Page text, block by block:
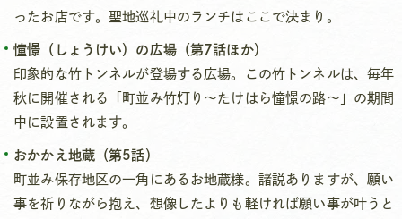
ったお店です。聖地巡礼中のランチはここで決まり。
憧憬（しょうけい）の広場（第7話ほか）
印象的な竹トンネルが登場する広場。この竹トンネルは、毎年
秋に開催される「町並み竹灯り〜たけはら憧憬の路〜」の期間
中に設置されます。
おかかえ地蔵（第5話）
町並み保存地区の一角にあるお地蔵様。諸説ありますが、願い
事を祈りながら抱え、想像したよりも軽ければ願い事が叶うと